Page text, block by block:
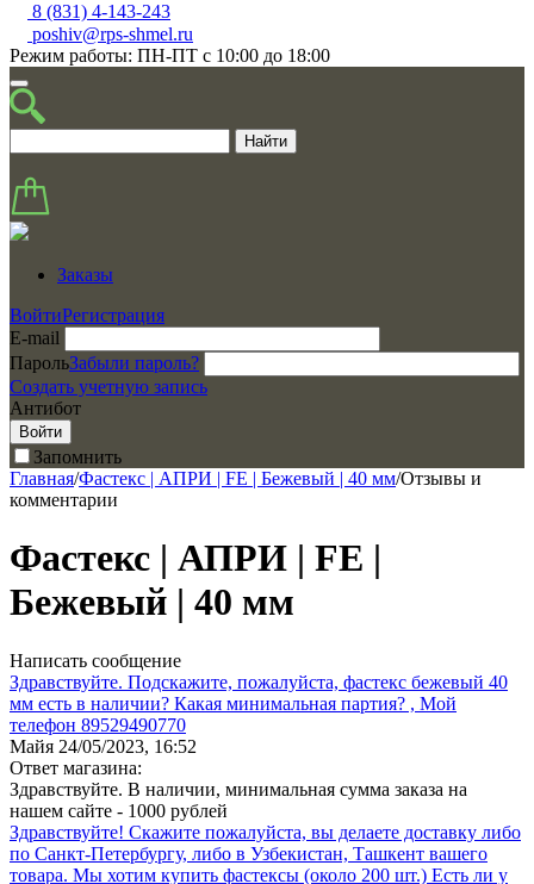
8 (831) 4-143-243
poshiv@rps-shmel.ru
Режим работы: ПН-ПТ с 10:00 до 18:00
Найти
Заказы
ВойтиРегистрация
E-mail
ПарольЗабыли пароль?
Создать учетную запись
Антибот
Войти
Запомнить
Главная/Фастекс | АПРИ | FE | Бежевый | 40 мм/Отзывы и
комментарии
Фастекс | АПРИ | FE |
Бежевый | 40 мм
Написать сообщение
Здравствуйте. Подскажите, пожалуйста, фастекс бежевый 40
мм есть в наличии? Какая минимальная партия? , Мой
телефон 89529490770
Майя 24/05/2023, 16:52
Ответ магазина:
Здравствуйте. В наличии, минимальная сумма заказа на
нашем сайте - 1000 рублей
Здравствуйте! Скажите пожалуйста, вы делаете доставку либо
по Санкт-Петербургу, либо в Узбекистан, Ташкент вашего
товара. Мы хотим купить фастексы (около 200 шт.) Есть ли у